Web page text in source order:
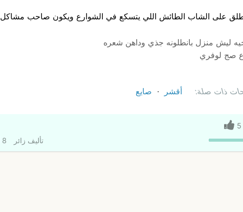
على الشاب الطائش اللي يتسكع في الشوارع ويكون صاحب مشاكل
ليش منزل بانطلونه جذي وداهن شعره
صج لوفري
ذات صلة: أقشر صايع
5
تأليف زائر 8 أغسطس 2013